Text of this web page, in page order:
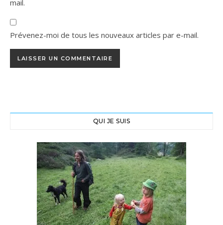
mail.
Prévenez-moi de tous les nouveaux articles par e-mail.
QUI JE SUIS